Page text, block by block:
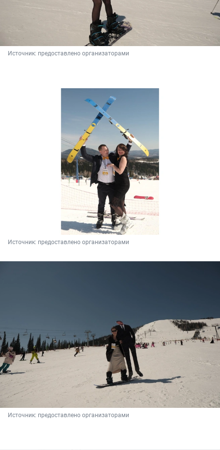
Источник: предоставлено организаторами
Источник: предоставлено организаторами
Источник: предоставлено организаторами